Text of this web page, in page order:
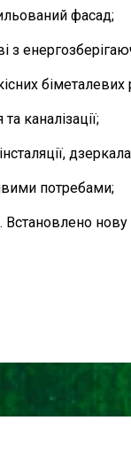
фасад;
з
біметалевих
каналізації;
потребами;